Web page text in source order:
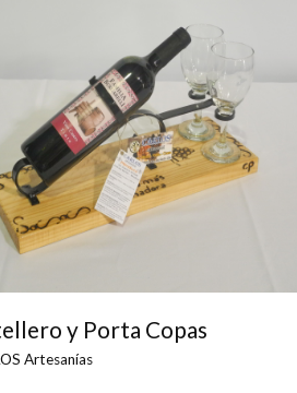
y Porta Copas
Artesanías